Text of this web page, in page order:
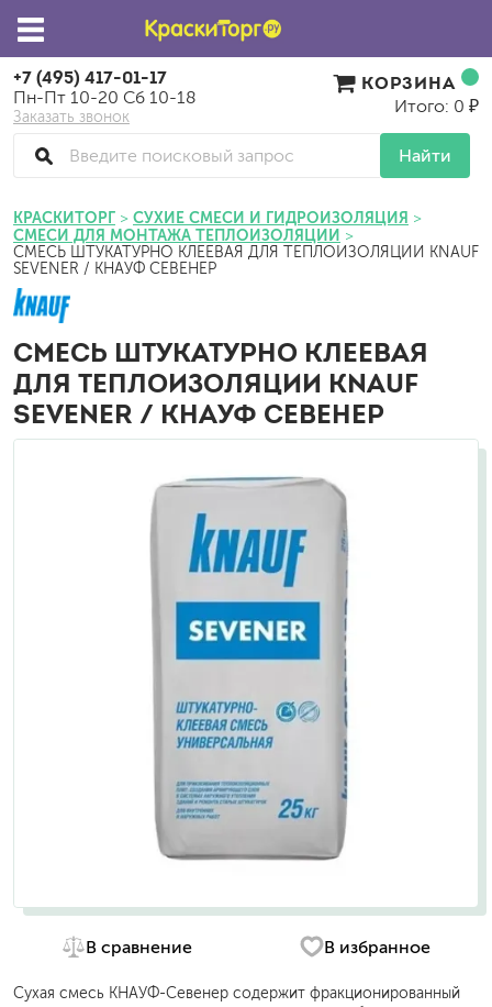
+7 (495) 417-01-17
Пн-Пт 10-20 Сб 10-18
Заказать звонок
Найти
КОРЗИНА
Итого: 0 ₽
КРАСКИТОРГ
СУХИЕ СМЕСИ И ГИДРОИЗОЛЯЦИЯ
СМЕСИ ДЛЯ МОНТАЖА ТЕПЛОИЗОЛЯЦИИ
СМЕСЬ ШТУКАТУРНО КЛЕЕВАЯ ДЛЯ ТЕПЛОИЗОЛЯЦИИ KNAUF
SEVENER / КНАУФ СЕВЕНЕР
СМЕСЬ ШТУКАТУРНО КЛЕЕВАЯ
ДЛЯ ТЕПЛОИЗОЛЯЦИИ KNAUF
SEVENER / КНАУФ СЕВЕНЕР
В сравнение В избранное
Сухая смесь КНАУФ-Севенер содержит фракционированный